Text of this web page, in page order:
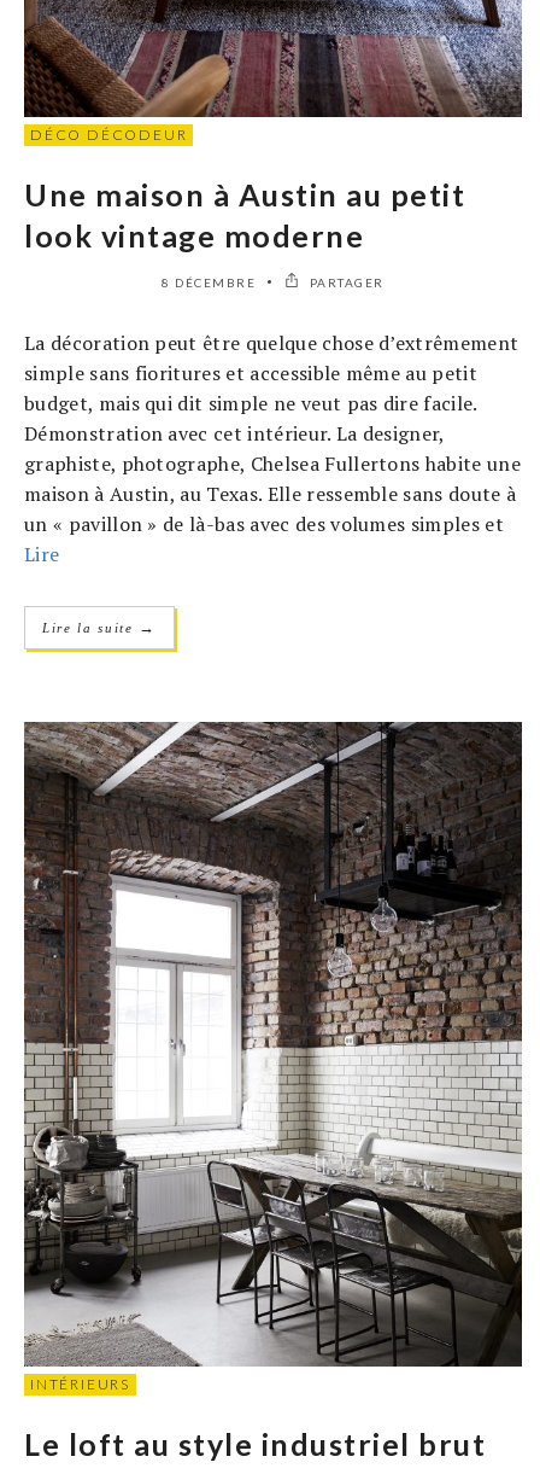
DÉCO DÉCODEUR
Une maison à Austin au petit
look vintage moderne
8 DÉCEMBRE PARTAGER
La décoration peut être quelque chose d’extrêmement
simple sans fioritures et accessible même au petit
budget, mais qui dit simple ne veut pas dire facile.
Démonstration avec cet intérieur. La designer,
graphiste, photographe, Chelsea Fullertons habite une
maison à Austin, au Texas. Elle ressemble sans doute à
un « pavillon » de là-bas avec des volumes simples et
Lire
Lire la suite →
INTÉRIEURS
Le loft au style industriel brut